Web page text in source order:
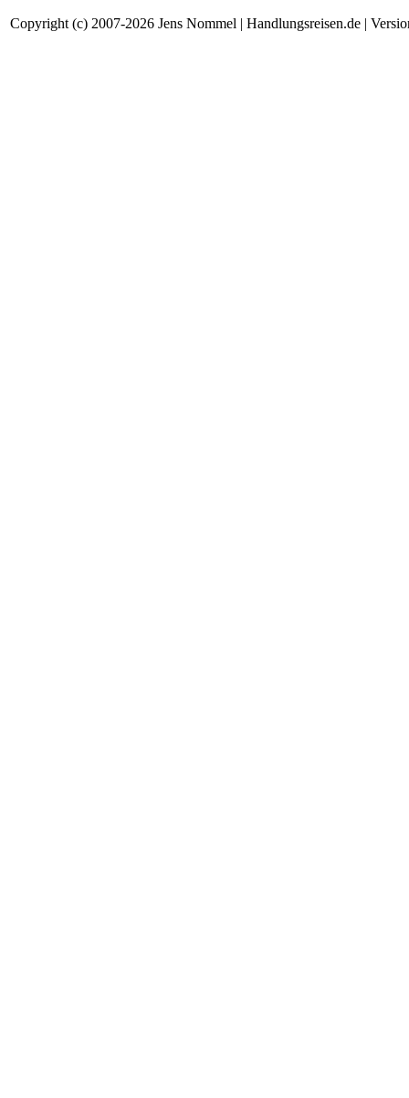
Copyright (c) 2007-2026 Jens Nommel | Handlungsreisen.de |